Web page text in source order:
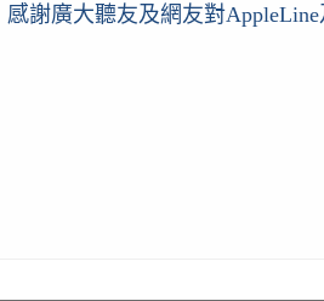
謝廣大聽友及網友對